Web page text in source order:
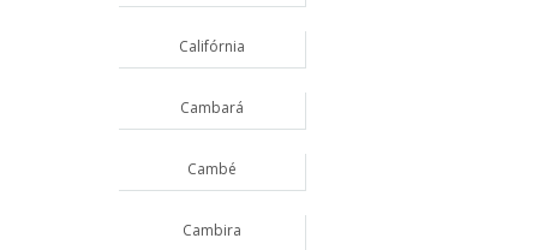
Califórnia
Cambará
Cambé
Cambira